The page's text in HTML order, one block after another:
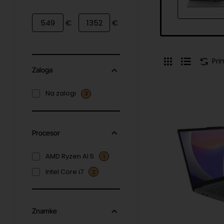
€ €
Zaloga
Na zalogi 3
Procesor
AMD Ryzen AI 5 1
Intel Core i7 2
Znamke